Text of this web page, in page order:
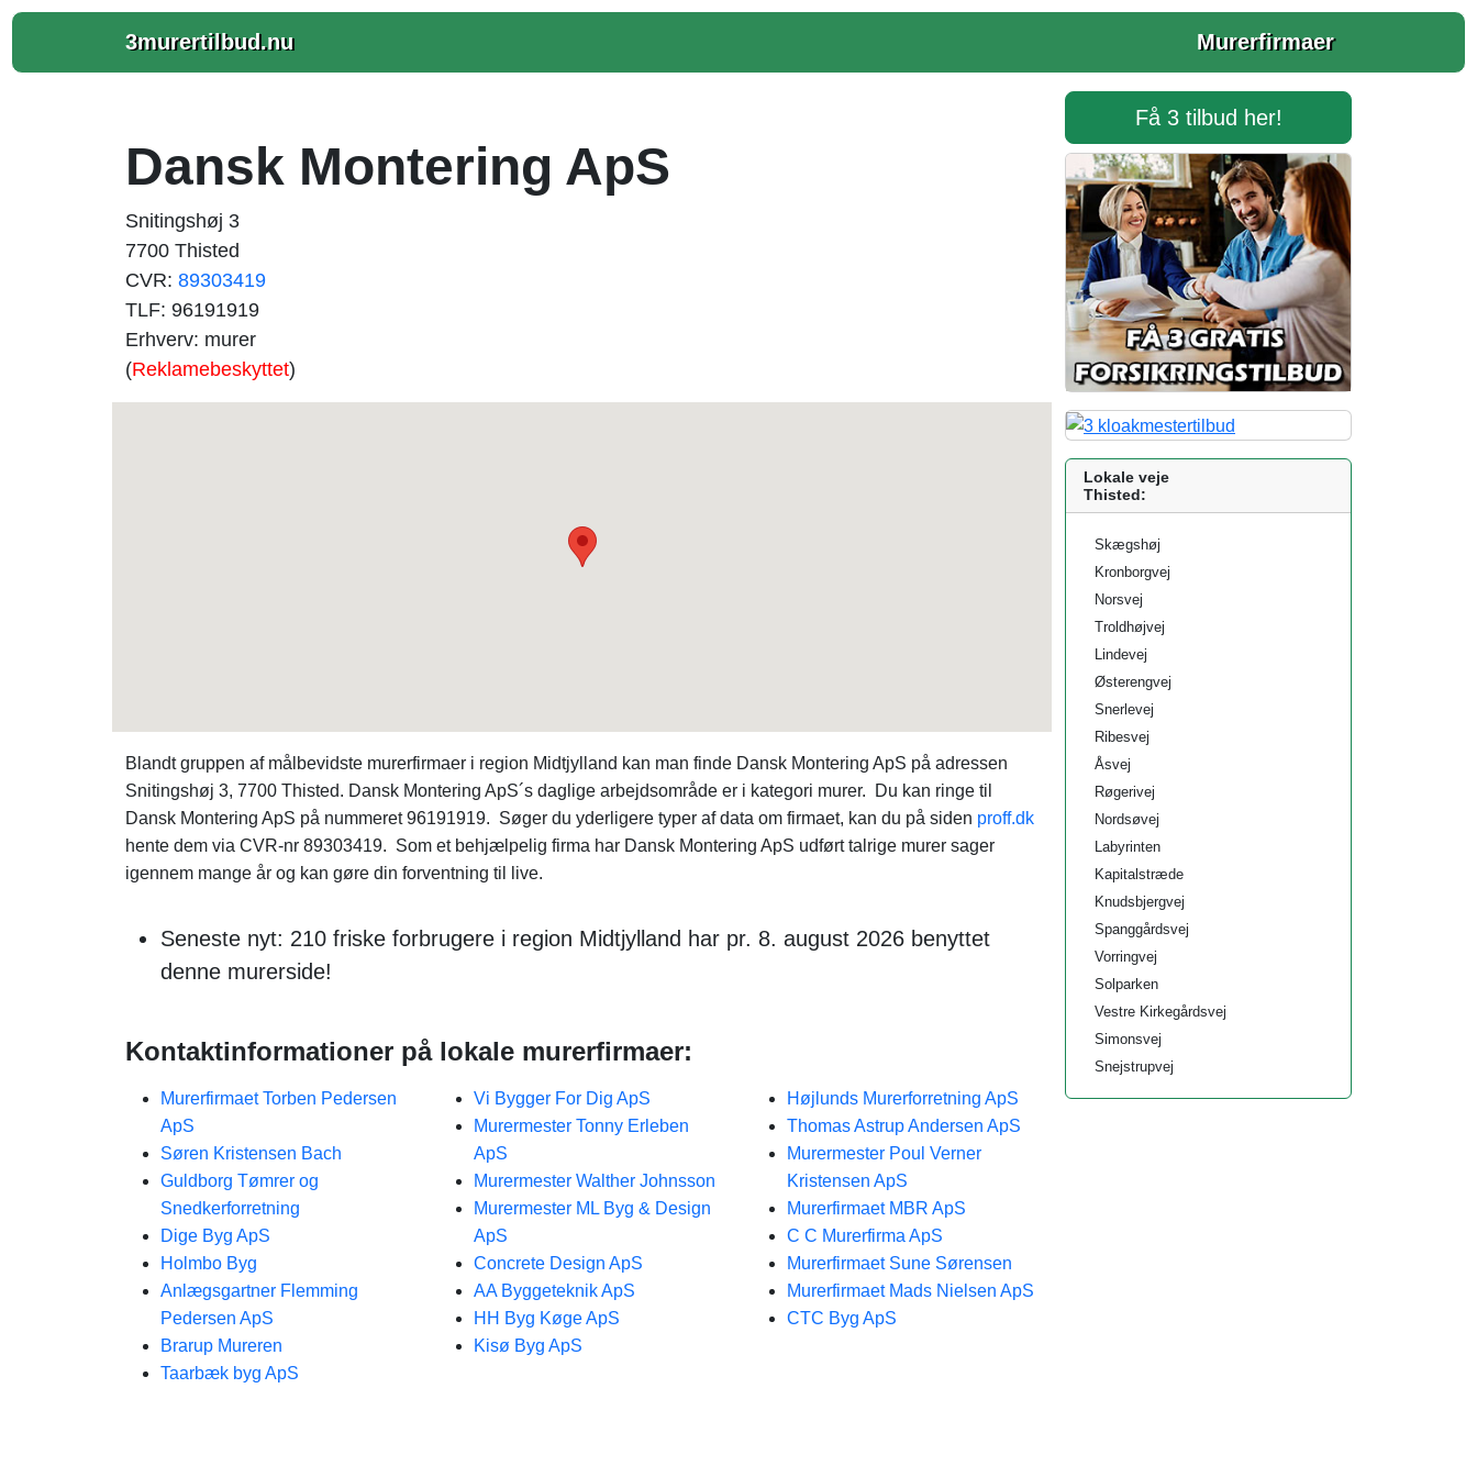
3murertilbud.nu Murerfirmaer
Dansk Montering ApS
Snitingshøj 3
7700 Thisted
CVR: 89303419
TLF: 96191919
Erhverv: murer
(Reklamebeskyttet)
Blandt gruppen af målbevidste murerfirmaer i region Midtjylland kan man finde Dansk Montering ApS på adressen
Snitingshøj 3, 7700 Thisted. Dansk Montering ApS´s daglige arbejdsområde er i kategori murer. Du kan ringe til
Dansk Montering ApS på nummeret 96191919. Søger du yderligere typer af data om firmaet, kan du på siden proff.dk
hente dem via CVR-nr 89303419. Som et behjælpelig firma har Dansk Montering ApS udført talrige murer sager
igennem mange år og kan gøre din forventning til live.
Seneste nyt: 210 friske forbrugere i region Midtjylland har pr. 8. august 2026 benyttet
denne murerside!
Kontaktinformationer på lokale murerfirmaer:
Murerfirmaet Torben Pedersen
ApS
Søren Kristensen Bach
Guldborg Tømrer og
Snedkerforretning
Dige Byg ApS
Holmbo Byg
Anlægsgartner Flemming
Pedersen ApS
Brarup Mureren
Taarbæk byg ApS
Vi Bygger For Dig ApS
Murermester Tonny Erleben
ApS
Murermester Walther Johnsson
Murermester ML Byg & Design
ApS
Concrete Design ApS
AA Byggeteknik ApS
HH Byg Køge ApS
Kisø Byg ApS
Højlunds Murerforretning ApS
Thomas Astrup Andersen ApS
Murermester Poul Verner
Kristensen ApS
Murerfirmaet MBR ApS
C C Murerfirma ApS
Murerfirmaet Sune Sørensen
Murerfirmaet Mads Nielsen ApS
CTC Byg ApS
Få 3 tilbud her!
Lokale veje
Thisted:
Skægshøj
Kronborgvej
Norsvej
Troldhøjvej
Lindevej
Østerengvej
Snerlevej
Ribesvej
Åsvej
Røgerivej
Nordsøvej
Labyrinten
Kapitalstræde
Knudsbjergvej
Spanggårdsvej
Vorringvej
Solparken
Vestre Kirkegårdsvej
Simonsvej
Snejstrupvej